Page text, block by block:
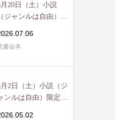
20日（土）小説
（ジャンルは自由）限
書会本
2日（土）小説（ジ
ンルは自由）限定読